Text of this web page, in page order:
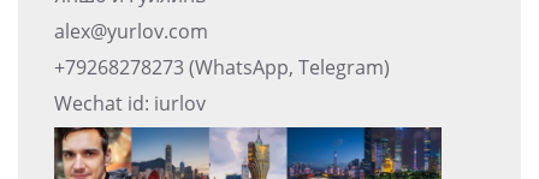
alex@yurlov.com
+79268278273 (WhatsApp, Telegram)
Wechat id: iurlov